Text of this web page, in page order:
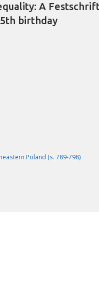
A
birthday
Poland (s. 789-798)